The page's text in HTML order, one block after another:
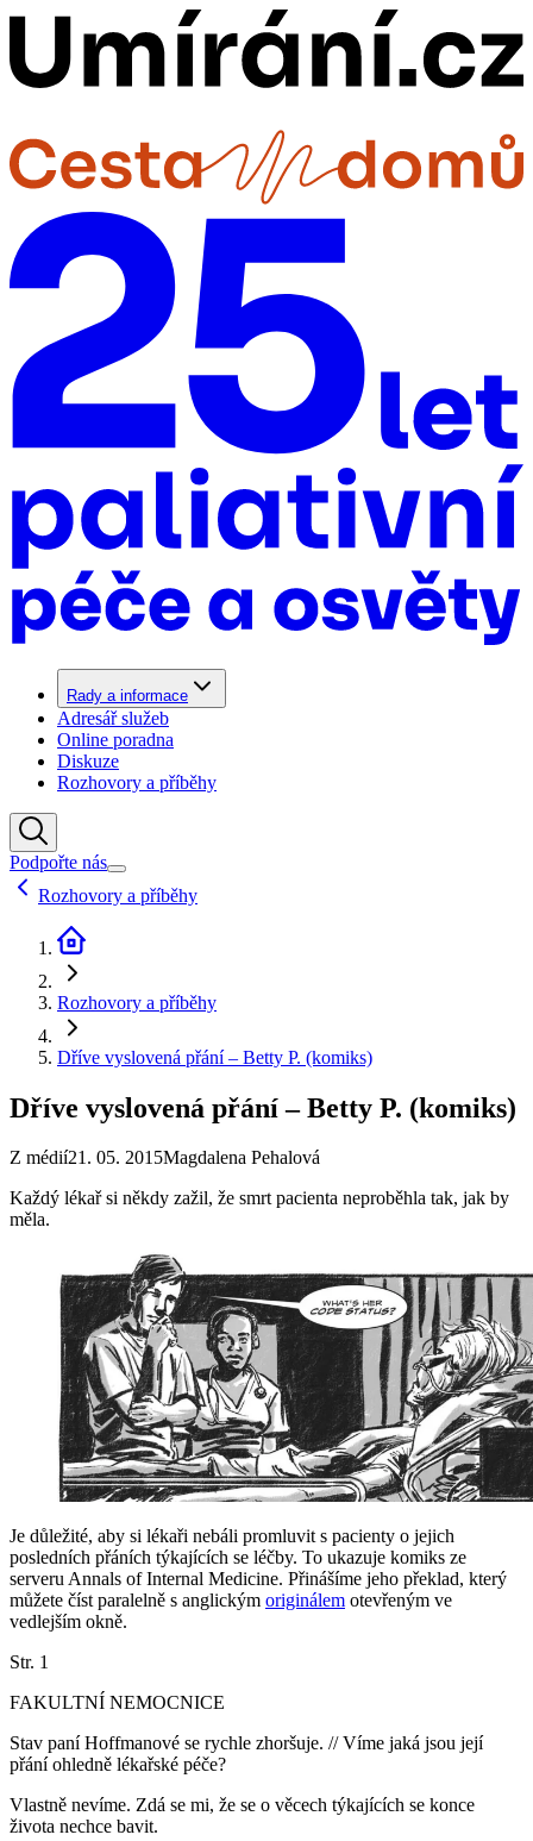
Rady a informace
Adresář služeb
Online poradna
Diskuze
Rozhovory a příběhy
Podpořte nás
Rozhovory a příběhy
Rozhovory a příběhy
Dříve vyslovená přání – Betty P. (komiks)
Dříve vyslovená přání – Betty P. (komiks)
Z médií21. 05. 2015Magdalena Pehalová
Každý lékař si někdy zažil, že smrt pacienta neproběhla tak, jak by
měla.
Je důležité, aby si lékaři nebáli promluvit s pacienty o jejich
posledních přáních týkajících se léčby. To ukazuje komiks ze
serveru Annals of Internal Medicine. Přinášíme jeho překlad, který
můžete číst paralelně s anglickým originálem otevřeným ve
vedlejším okně.
Str. 1
FAKULTNÍ NEMOCNICE
Stav paní Hoffmanové se rychle zhoršuje. // Víme jaká jsou její
přání ohledně lékařské péče?
Vlastně nevíme. Zdá se mi, že se o věcech týkajících se konce
života nechce bavit.